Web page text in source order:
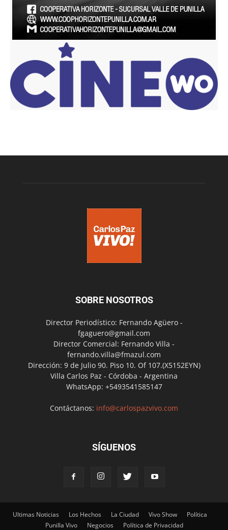
SOBRE NOSOTROS
Director Periodístico: Fernando Agüero -
fgaguero@gmail.com
Director Comercial: Fernando Villa -
fernando.villa@fmazul.com
Dirección: 9 de Julio 90. Piso 10. Of 107.(X5152EYN)
Villa Carlos Paz - Córdoba - Argentina
WhatsApp: +5493541585147
Contáctanos: info@carlospazvivo.com
SÍGUENOS
Ultimas Noticias Los Hechos La Ciudad Vivo Show
Política
Punilla Vivo
Negocios Política de Privacidad